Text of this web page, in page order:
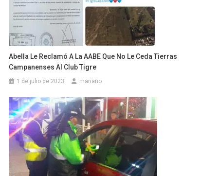
Abella Le Reclamó A La AABE Que No Le Ceda Tierras
Campanenses Al Club Tigre
1 de julio de 2023 mariano